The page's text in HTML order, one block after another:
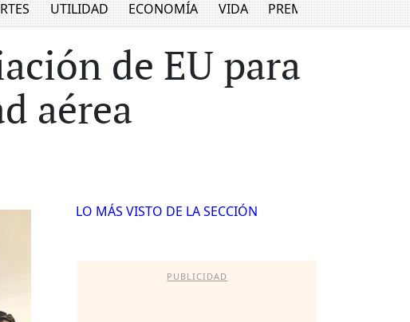
UTILIDAD ECONOMÍA VIDA PREMIUM
de EU para
aérea
LO MÁS VISTO DE LA SECCIÓN
PUBLICIDAD